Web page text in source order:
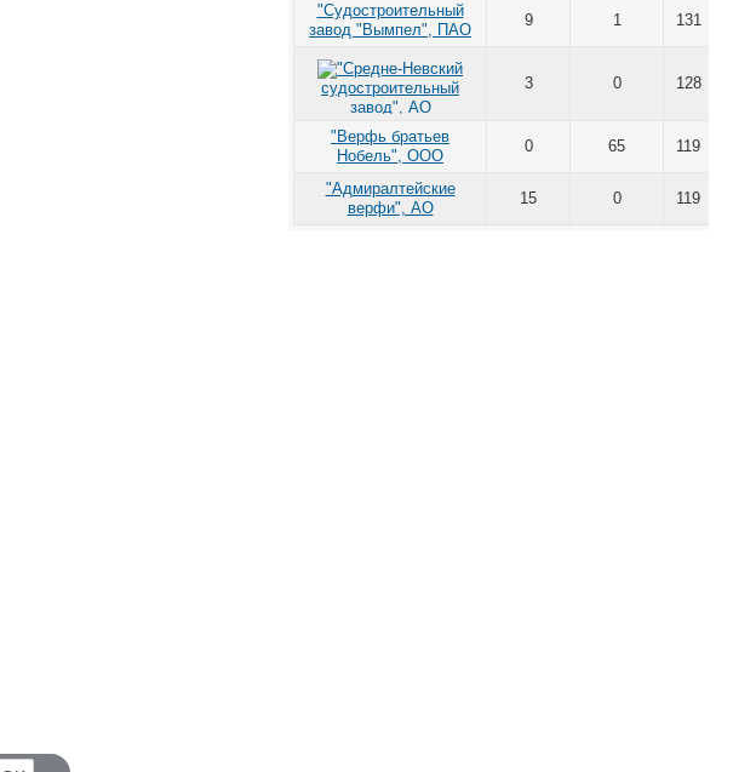
"Судостроительный
завод "Вымпел", ПАО
9 1 131
3 0 128
"Верфь братьев
Нобель", ООО
0 65 119
"Адмиралтейские
верфи", АО
15 0 119